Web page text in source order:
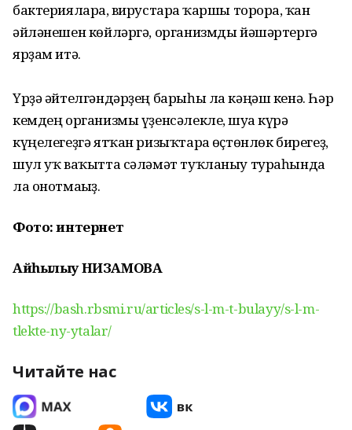
бактерияларға, вирустарға ҡаршы торорға, ҡан
әйләнешен көйләргә, организмды йәшәртергә
ярҙам итә.
Үрҙә әйтелгәндәрҙең барыһы ла кәңәш кенә. Һәр
кемдең организмы үҙенсәлекле, шуға күрә
күңелегеҙгә ятҡан ризыҡтарға өҫтөнлөк бирегеҙ,
шул уҡ ваҡытта сәләмәт туҡланыу тураһында
ла онотмағыҙ.
Фото: интернет
Айһылыу НИЗАМОВА
https://bash.rbsmi.ru/articles/s-l-m-t-bulayy/s-l-m-
tlekte-ny-ytalar/
Читайте нас